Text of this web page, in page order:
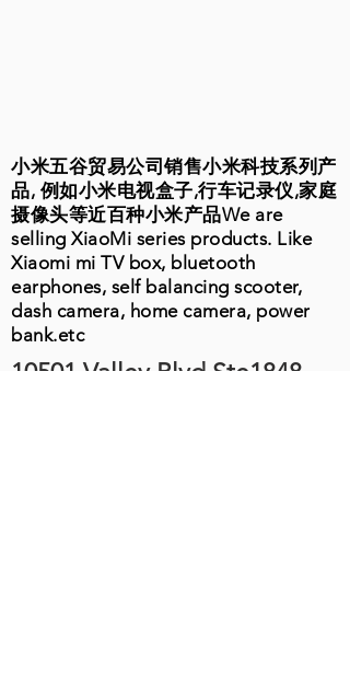
小米五谷贸易公司销售小米科技系列产
品, 例如小米电视盒子,行车记录仪,家庭
摄像头等近百种小米产品We are
selling XiaoMi series products. Like
Xiaomi mi TV box, bluetooth
earphones, self balancing scooter,
dash camera, home camera, power
bank.etc
10501 Valley Blvd Ste1848